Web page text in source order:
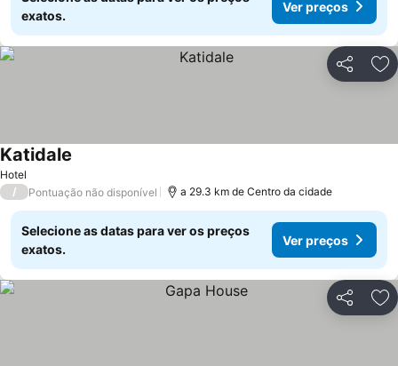
exatos.
Ver preços
Partilhar
Hotel
Katidale
/ Pontuação não disponível a 29.3 km de Centro da cidade
Selecione as datas para ver os preços
exatos.
Ver preços
Partilhar